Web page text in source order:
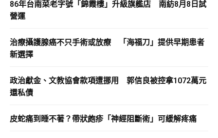
86年台南菜老字號「錦霞樓」升級旗艦店 南紡8月8日試
營運
治療攝護腺癌不只手術或放療 「海福刀」提供早期患者
新選擇
政治獻金、文教協會款項遭挪用 郭信良被控拿1072萬元
還私債
皮蛇痛到睡不著？帶狀皰疹「神經阻斷術」可緩解疼痛